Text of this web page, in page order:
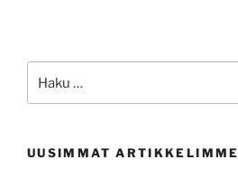
UUSIMMAT ARTIKKELIMME